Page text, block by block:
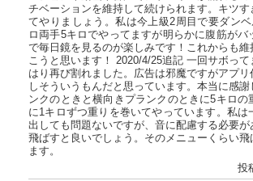
チベーションを維持して続けられます。キツす
てやりましょう。私は今上級2周目で要ダン
ロ両手5キロでやってますが明らかに腹筋が
で毎日鏡を見るのが楽しみです！これからも
こうと思います！ 2020/4/25追記 一回サボっ
はり再び割れました。広告は邪魔ですがアプ
しそういうもんだと思っています。本当に感
ンクのときと横向きプランクのときに5キロの
に1キロずつ重りを巻いてやっています。私は
出しても問題ないですが、音に配慮する必要
飛ばすと良いでしょう。そのメニューくらい飛
ます。
投